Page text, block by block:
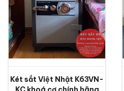
Két sắt Việt Nhật K63VN-